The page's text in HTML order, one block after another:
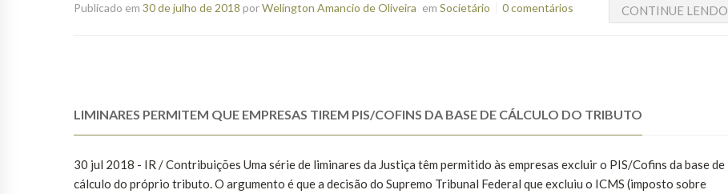
Publicado em 30 de julho de 2018 porWelington Amancio de Oliveira em Societário 0 comentários CONTINUE LENDO
LIMINARES PERMITEM QUE EMPRESAS TIREM PIS/COFINS DA BASE DE CÁLCULO DO TRIBUTO
30 jul 2018 - IR / Contribuições Uma série de liminares da Justiça têm permitido às empresas excluir o PIS/Cofins da base de
cálculo do próprio tributo. O argumento é que a decisão do Supremo Tribunal Federal que excluiu o ICMS (imposto sobre